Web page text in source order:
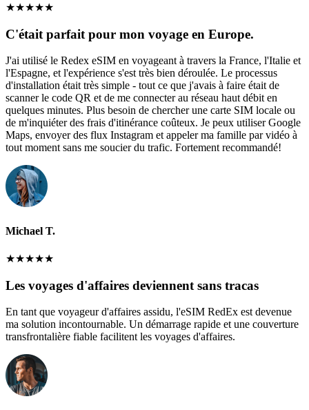
★★★★★
C'était parfait pour mon voyage en Europe.
J'ai utilisé le Redex eSIM en voyageant à travers la France, l'Italie et
l'Espagne, et l'expérience s'est très bien déroulée. Le processus
d'installation était très simple - tout ce que j'avais à faire était de
scanner le code QR et de me connecter au réseau haut débit en
quelques minutes. Plus besoin de chercher une carte SIM locale ou
de m'inquiéter des frais d'itinérance coûteux. Je peux utiliser Google
Maps, envoyer des flux Instagram et appeler ma famille par vidéo à
tout moment sans me soucier du trafic. Fortement recommandé!
Michael T.
★★★★★
Les voyages d'affaires deviennent sans tracas
En tant que voyageur d'affaires assidu, l'eSIM RedEx est devenue
ma solution incontournable. Un démarrage rapide et une couverture
transfrontalière fiable facilitent les voyages d'affaires.